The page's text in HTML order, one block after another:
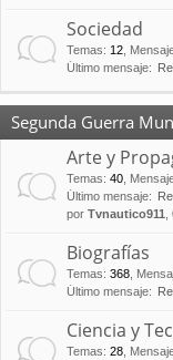
Sociedad
Temas: 12
Último mensaje:
Segunda Guerra
Arte y
Temas: 40
Último mensaje:
por Tvnautico911
Biografías
Temas: 368
Último mensaje:
Ciencia y
Temas: 28